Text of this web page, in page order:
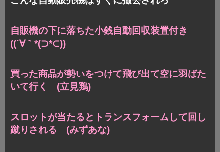
自販機の下に落ちた小銭自動回収装置付き
((´∀｀*(⊃*⊂))
買った商品が勢いをつけて飛び出て空に羽ばた
いて行く (立見鶏)
スロットが当たると トランスフォームして回し
蹴りされる (みずあな)